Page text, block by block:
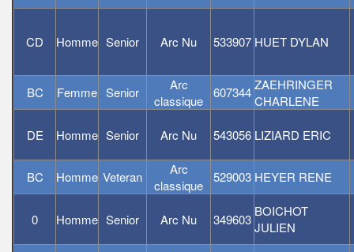
CD Homme Senior Arc Nu 533907 HUET DYLAN
BC Femme Senior
Arc
classique
607344ZAEHRINGER
CHARLENE
DE Homme Senior Arc Nu 543056 LIZIARD ERIC
BC Homme Veteran
Arc
classique
529003 HEYER RENE
0 Homme Senior Arc Nu 349603
BOICHOT
JULIEN